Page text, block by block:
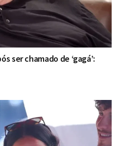
ser chamado de ‘gagá’: